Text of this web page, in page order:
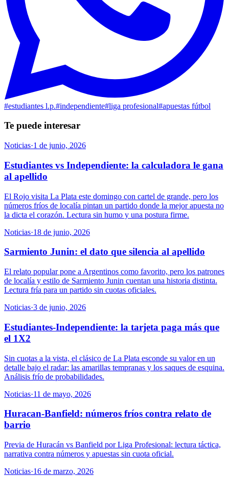
#estudiantes l.p.#independiente#liga profesional#apuestas fútbol
Te puede interesar
Noticias·1 de junio, 2026
Estudiantes vs Independiente: la calculadora le gana
al apellido
El Rojo visita La Plata este domingo con cartel de grande, pero los
números fríos de localía pintan un partido donde la mejor apuesta no
la dicta el corazón. Lectura sin humo y una postura firme.
Noticias·18 de junio, 2026
Sarmiento Junin: el dato que silencia al apellido
El relato popular pone a Argentinos como favorito, pero los patrones
de localía y estilo de Sarmiento Junin cuentan una historia distinta.
Lectura fría para un partido sin cuotas oficiales.
Noticias·3 de junio, 2026
Estudiantes-Independiente: la tarjeta paga más que
el 1X2
Sin cuotas a la vista, el clásico de La Plata esconde su valor en un
detalle bajo el radar: las amarillas tempranas y los saques de esquina.
Análisis frío de probabilidades.
Noticias·11 de mayo, 2026
Huracan-Banfield: números fríos contra relato de
barrio
Previa de Huracán vs Banfield por Liga Profesional: lectura táctica,
narrativa contra números y apuestas sin cuota oficial.
Noticias·16 de marzo, 2026